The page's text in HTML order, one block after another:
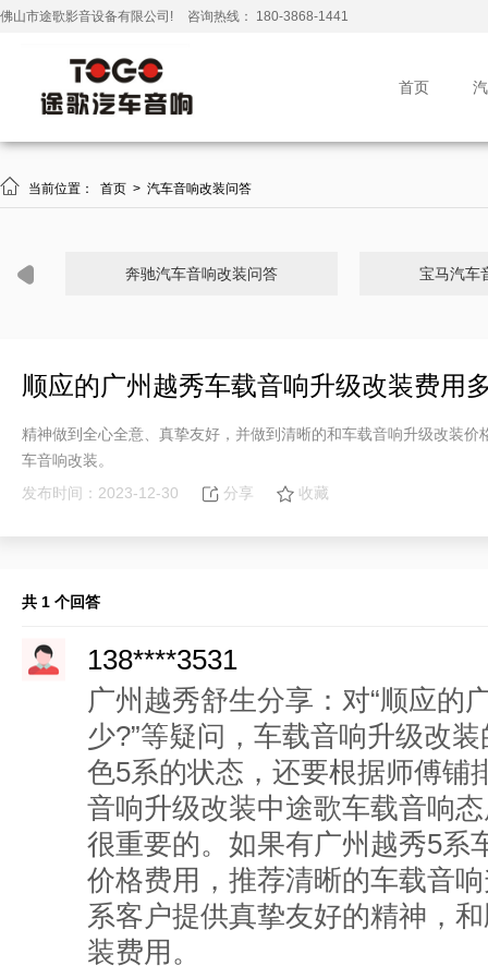
佛山市途歌影音设备有限公司! 咨询热线： 180-3868-1441
首页
 当前位置： 首页 > 汽车音响改装问答
奔驰汽车音响改装问答 宝马汽车
顺应的广州越秀车载音响升级改装费用
精神做到全心全意、真挚友好，并做到清晰的和车载音响升级改装
车音响改装。
发布时间：2023-12-30
分享 收藏
共 1 个回答
138****3531
广州越秀舒生分享：对“顺应的
少?”等疑问，车载音响升级改
色5系的状态，还要根据师傅铺
音响升级改装中途歌车载音响
很重要的。如果有广州越秀5系
价格费用，推荐清晰的车载音
系客户提供真挚友好的精神，
装费用。